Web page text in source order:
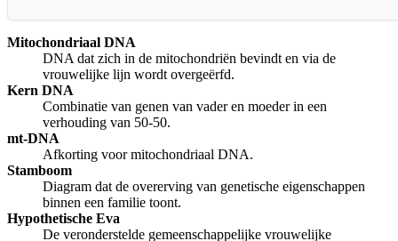
Mitochondriaal DNA
DNA dat zich in de mitochondriën bevindt en via de
vrouwelijke lijn wordt overgeërfd.
Kern DNA
Combinatie van genen van vader en moeder in een
verhouding van 50-50.
mt-DNA
Afkorting voor mitochondriaal DNA.
Stamboom
Diagram dat de overerving van genetische eigenschappen
binnen een familie toont.
Hypothetische Eva
De veronderstelde gemeenschappelijke vrouwelijke